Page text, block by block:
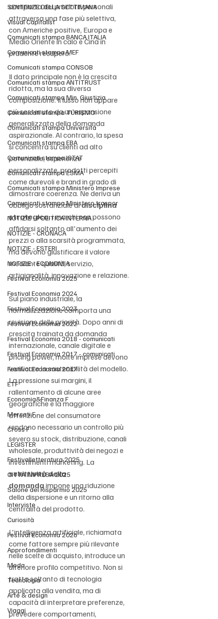
SENTENZE DELLA SETTIMANA
Visual Capitalist
Comunicati stampa BANCA ITALIA
Comunicati stampa MEF
Comunicati stampa CONSOB
Comunicati stampa ANTITRUST
Comunicati stampa Min. Giustizia
Comunicati stampa TURISMO
Comunicati stampa Università
Comunicati stampa EBA
Comunicati stampa ISTAT
Comunicati stampa ESMA
Comunicati stampa Ministero Imprese
Comunicati stampa Ministero traspor
NOTIZIE - POLITICA INTERNA
NOTIZIE - CRONACA
NOTIZIE - ESTERI
NOTIZIE - ECONOMIA
Festival Economia 2025
Festival Economia 2024
Festival Economia 2023
Festival Economia 2022
Festival Economia 2018 - comunicati
Festival Economia 2017 - comunicati
Festival Economia 2017
ETF
Economia&Finanza F
Mercati F
Cross F
LEGISTER
Festivalletteratura 2025
CITTÀ IMPRESA 2025
Salone del Risparmio 2025
Interviste
Curiosità
Festival Economia 2026
Approfondimenti
Moda
Tecnologia
Arte & design
Viaggi
comparto dei prodotti personali
attraversa una fase più selettiva,
con Americhe positive, Europa e
Medio Oriente in calo e Cina in
prudente recupero.
Il dato principale non è la crescita
ridotta, ma la sua diversa
composizione. Il lusso non appare
più sostenuto da un'espansione
generalizzata della domanda
aspirazionale. Al contrario, la spesa
si concentra su clienti ad alto
potenziale, esperienze
personalizzate, prodotti percepiti
come durevoli e brand in grado di
dimostrare coerenza. Ne deriva un
obbligo sostanziale di disciplina
strategica: i marchi non possono
affidarsi soltanto all'aumento dei
prezzi o alla scarsità programmata,
ma devono giustificare il valore
mediante qualità, servizio,
artigianalità, innovazione e relazione.
Sul piano industriale, la
normalizzazione comporta una
revisione delle priorità. Dopo anni di
crescita trainata da domanda
internazionale, canale digitale e
pricing power, molte imprese devono
verificare la sostenibilità del modello.
La pressione sui margini, il
rallentamento di alcune aree
geografiche e la maggiore
attenzione del consumatore
rendono necessario un controllo più
severo su stock, distribuzione, canali
wholesale, produttività dei negozi e
investimenti marketing. La
selettività della
domanda impone una riduzione
della dispersione e un ritorno alla
centralità del prodotto.
L'intelligenza artificiale, richiamata
come fattore sempre più rilevante
nelle scelte di acquisto, introduce un
ulteriore profilo competitivo. Non si
tratta soltanto di tecnologia
applicata alla vendita, ma di
capacità di interpretare preferenze,
prevedere comportamenti,